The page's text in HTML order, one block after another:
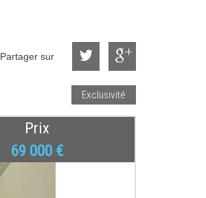
Partager sur
Exclusivité
Prix
69 000 €